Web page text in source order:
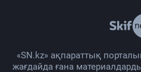
«SN.kz» ақпараттық
жағдайда ғана